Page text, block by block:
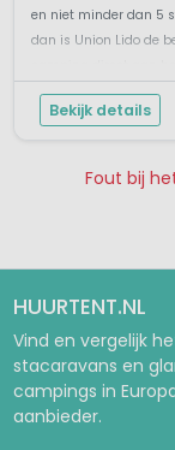
en niet minder dan 5
dan is Union Lido de
Bekijk details
Fout bij
HUURTENT.NL
Vind en vergelijk
stacaravans en
campings in
aanbieder.